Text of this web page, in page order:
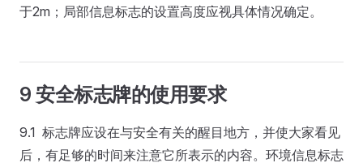
于2m；局部信息标志的设置高度应视具体情况确定。
9 安全标志牌的使用要求
9.1 标志牌应设在与安全有关的醒目地方，并使大家看见
后，有足够的时间来注意它所表示的内容。环境信息标志